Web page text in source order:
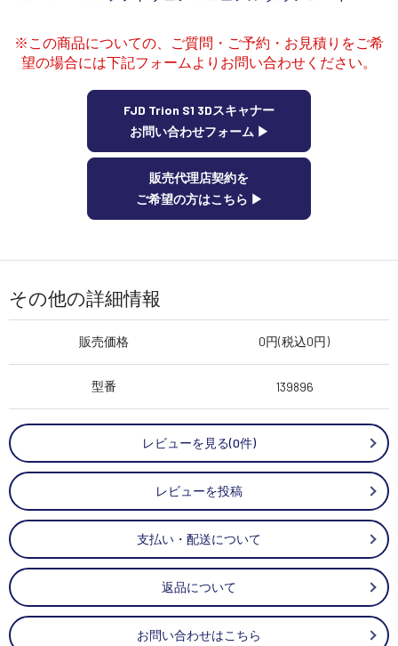
※この商品についての、ご質問・ご予約・お見積りをご希
望の場合には下記フォームよりお問い合わせください。
FJD Trion S1 3Dスキャナー
お問い合わせフォーム ▶︎
販売代理店契約を
ご希望の方はこちら ▶︎
その他の詳細情報
販売価格 0円(税込0円)
型番 139896
レビューを見る(0件)
レビューを投稿
支払い・配送について
返品について
お問い合わせはこちら